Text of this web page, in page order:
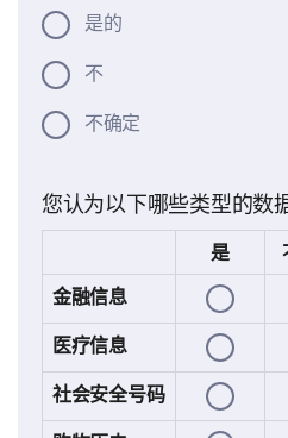
是的
不
不确定
您认为以下哪些类型的数
是
金融信息
医疗信息
社会安全号码